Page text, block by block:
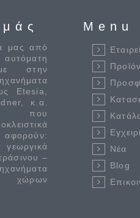
μας από
στην
Etesia,
κ.α.
που
γεωργικά
–
χώρων
Menu
Νέα
Blog